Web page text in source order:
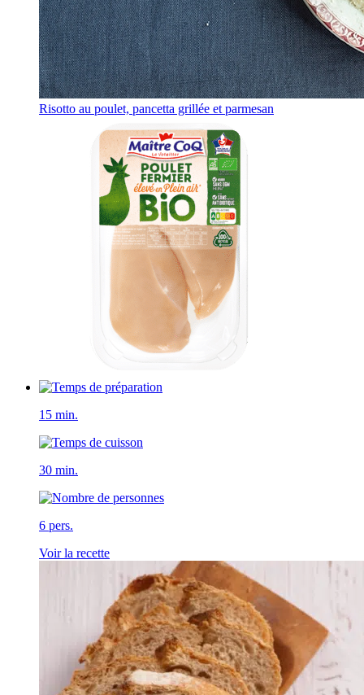
Risotto au poulet, pancetta grillée et parmesan
15 min.
30 min.
6 pers.
Voir la recette